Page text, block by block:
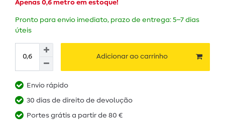
Apenas 0,6 metro em estoque!
Pronto para envio imediato, prazo de entrega: 5–7 dias
úteis
Adicionar ao carrinho
Envio rápido
30 dias de direito de devolução
Portes grátis a partir de 80 €